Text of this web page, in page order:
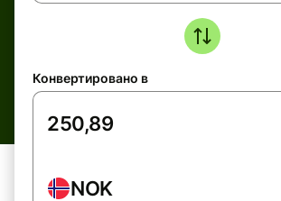
Конвертировано в
NOK